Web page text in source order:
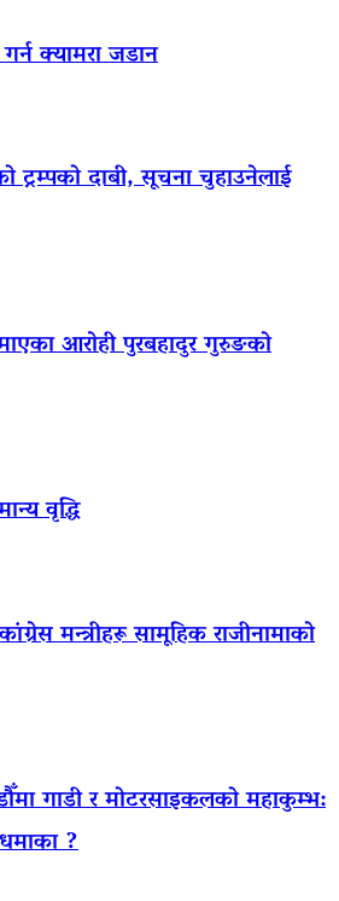
क्यामरा जडान
ट्रम्पको दाबी, सूचना चुहाउनेलाई
आराेही पुरबहादुर गुरुङको
वृद्धि
मन्त्रीहरू सामूहिक राजीनामाको
गाडी र मोटरसाइकलको महाकुम्भ:
?